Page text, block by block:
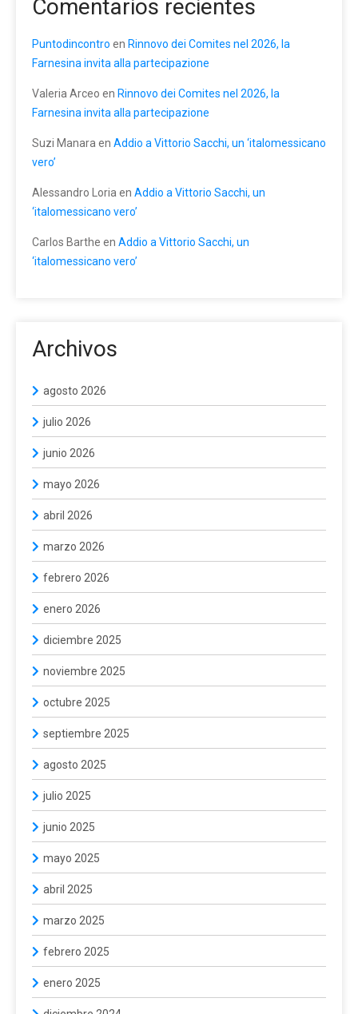
Comentarios recientes
Puntodincontro en Rinnovo dei Comites nel 2026, la
Farnesina invita alla partecipazione
Valeria Arceo en Rinnovo dei Comites nel 2026, la
Farnesina invita alla partecipazione
Suzi Manara en Addio a Vittorio Sacchi, un ‘italomessicano
vero’
Alessandro Loria en Addio a Vittorio Sacchi, un
‘italomessicano vero’
Carlos Barthe en Addio a Vittorio Sacchi, un
‘italomessicano vero’
Archivos
agosto 2026
julio 2026
junio 2026
mayo 2026
abril 2026
marzo 2026
febrero 2026
enero 2026
diciembre 2025
noviembre 2025
octubre 2025
septiembre 2025
agosto 2025
julio 2025
junio 2025
mayo 2025
abril 2025
marzo 2025
febrero 2025
enero 2025